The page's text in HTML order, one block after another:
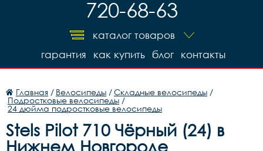
720-68-63
каталог товаров
контакты
блог
как купить
гарантия
Главная / Велосипеды /Складные велосипеды /
Подростковые велосипеды /
24 дюйма подростковые велосипеды
Stels Pilot 710 Чёрный (24) в
Нижнем Новгороде